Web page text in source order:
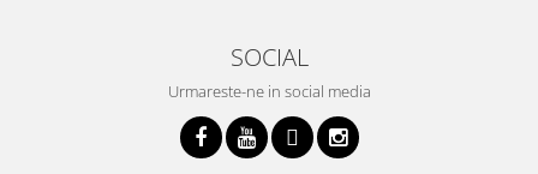
SOCIAL
Urmareste-ne in social media